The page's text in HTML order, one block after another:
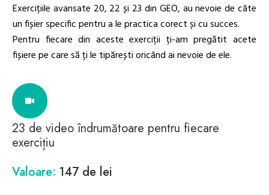
Exercițiile avansate 20, 22 și 23 din GEO, au nevoie de câte
un fișier specific pentru a le practica corect și cu succes.
Pentru fiecare din aceste exerciții ți-am pregătit acete
fișiere pe care să ți le tipărești oricând ai nevoie de ele.
23 de video îndrumătoare pentru fiecare
exercițiu
Valoare: 147 de lei